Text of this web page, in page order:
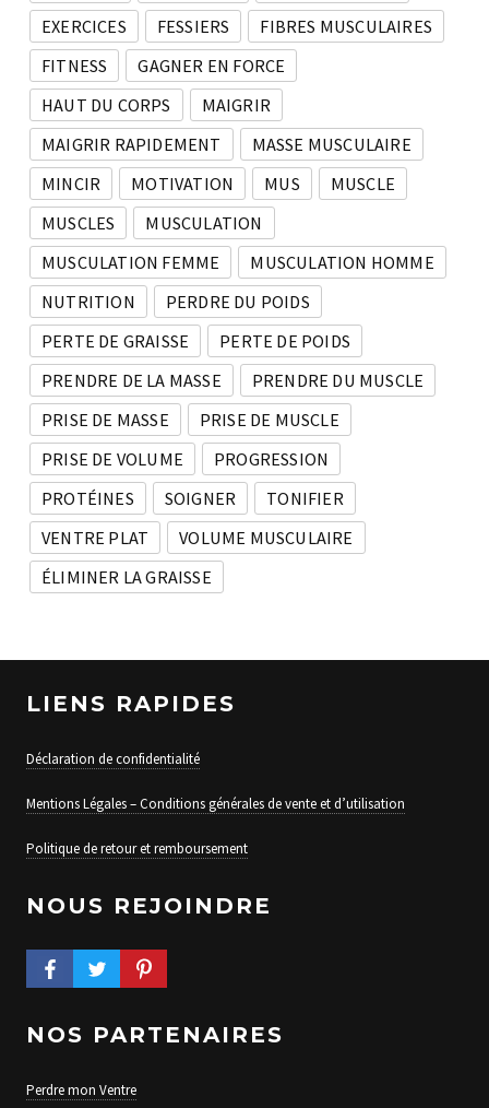
EXERCICES
FESSIERS
FIBRES MUSCULAIRES
FITNESS
GAGNER EN FORCE
HAUT DU CORPS
MAIGRIR
MAIGRIR RAPIDEMENT
MASSE MUSCULAIRE
MINCIR
MOTIVATION MUS
MUSCLE
MUSCLES
MUSCULATION
MUSCULATION FEMME
MUSCULATION HOMME
NUTRITION
PERDRE DU POIDS
PERTE DE GRAISSE
PERTE DE POIDS
PRENDRE DE LA MASSE
PRENDRE DU MUSCLE
PRISE DE MASSE
PRISE DE MUSCLE
PRISE DE VOLUME
PROGRESSION
PROTÉINES
SOIGNER
TONIFIER
VENTRE PLAT
VOLUME MUSCULAIRE
ÉLIMINER LA GRAISSE
LIENS RAPIDES
Déclaration de confidentialité
Mentions Légales – Conditions générales de vente et d’utilisation
Politique de retour et remboursement
NOUS REJOINDRE
FACEBOOK PROFILE
TWITTER PROFILEPINTEREST PROFILE
NOS PARTENAIRES
Perdre mon Ventre